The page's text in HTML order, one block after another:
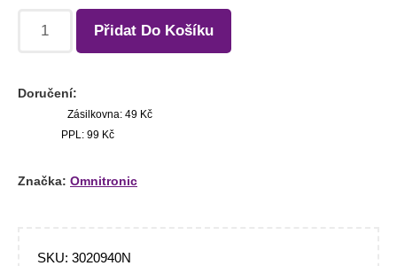
Přidat Do Košíku
Doručení:
Zásilkovna: 49 Kč
PPL: 99 Kč
Značka: Omnitronic
SKU: 3020940N